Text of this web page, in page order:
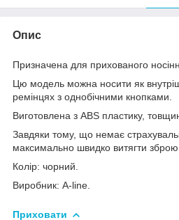
Опис
Призначена для прихованого
Цю модель можна носити як
ремінцях з однобічними кнопками.
Виготовлена з ABS пластику,
Завдяки тому, що немає
максимально швидко витягти зброю.
Колір: чорний.
Виробник: A-line.
Приховати